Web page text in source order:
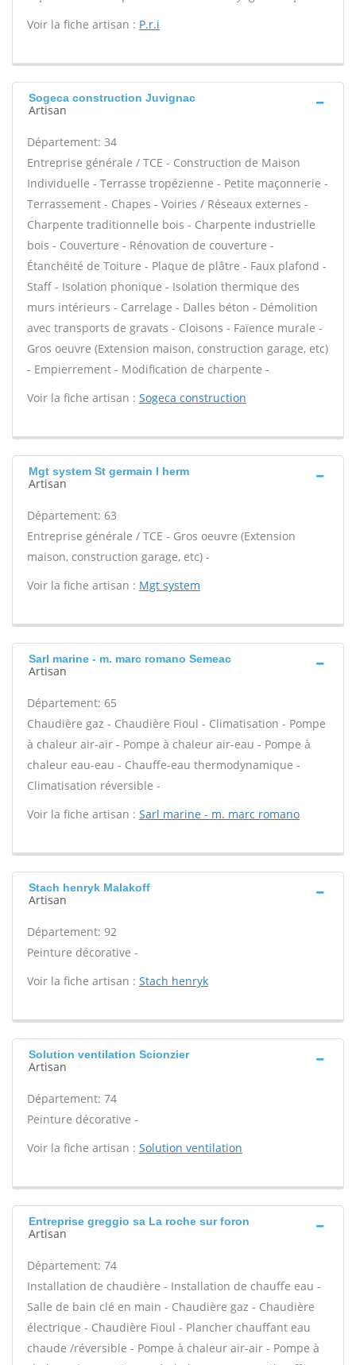
Voir la fiche artisan : P.r.i
Sogeca construction Juvignac
Artisan
Département: 34
Entreprise générale / TCE - Construction de Maison
Individuelle - Terrasse tropézienne - Petite maçonnerie -
Terrassement - Chapes - Voiries / Réseaux externes -
Charpente traditionnelle bois - Charpente industrielle
bois - Couverture - Rénovation de couverture -
Étanchéité de Toiture - Plaque de plâtre - Faux plafond -
Staff - Isolation phonique - Isolation thermique des
murs intérieurs - Carrelage - Dalles béton - Démolition
avec transports de gravats - Cloisons - Faïence murale -
Gros oeuvre (Extension maison, construction garage, etc)
- Empierrement - Modification de charpente -
Voir la fiche artisan : Sogeca construction
Mgt system St germain l herm
Artisan
Département: 63
Entreprise générale / TCE - Gros oeuvre (Extension
maison, construction garage, etc) -
Voir la fiche artisan : Mgt system
Sarl marine - m. marc romano Semeac
Artisan
Département: 65
Chaudière gaz - Chaudière Fioul - Climatisation - Pompe
à chaleur air-air - Pompe à chaleur air-eau - Pompe à
chaleur eau-eau - Chauffe-eau thermodynamique -
Climatisation réversible -
Voir la fiche artisan : Sarl marine - m. marc romano
Stach henryk Malakoff
Artisan
Département: 92
Peinture décorative -
Voir la fiche artisan : Stach henryk
Solution ventilation Scionzier
Artisan
Département: 74
Peinture décorative -
Voir la fiche artisan : Solution ventilation
Entreprise greggio sa La roche sur foron
Artisan
Département: 74
Installation de chaudière - Installation de chauffe eau -
Salle de bain clé en main - Chaudière gaz - Chaudière
électrique - Chaudière Fioul - Plancher chauffant eau
chaude /réversible - Pompe à chaleur air-air - Pompe à